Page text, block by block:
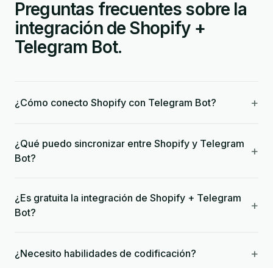
Preguntas frecuentes sobre la
integración de Shopify +
Telegram Bot.
¿Cómo conecto Shopify con Telegram Bot? +
¿Qué puedo sincronizar entre Shopify y Telegram
Bot?
+
¿Es gratuita la integración de Shopify + Telegram
Bot?
+
¿Necesito habilidades de codificación? +